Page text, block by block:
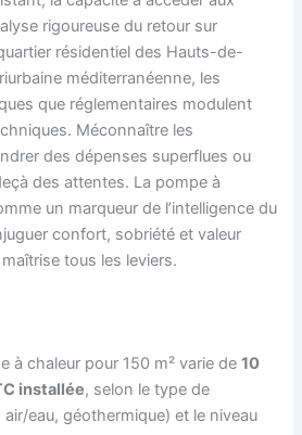
rigoureuse du retour sur
résidentiel des Hauts-de-
méditerranéenne, les
que réglementaires modulent
Méconnaître les
des dépenses superflues ou
des attentes. La pompe à
un marqueur de l’intelligence du
confort, sobriété et valeur
tous les leviers.
à chaleur pour 150 m² varie de10
installée, selon le type de
eau, géothermique) et le niveau